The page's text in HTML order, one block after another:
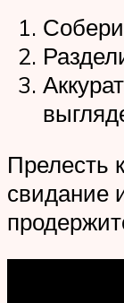
Прелесть
свидание